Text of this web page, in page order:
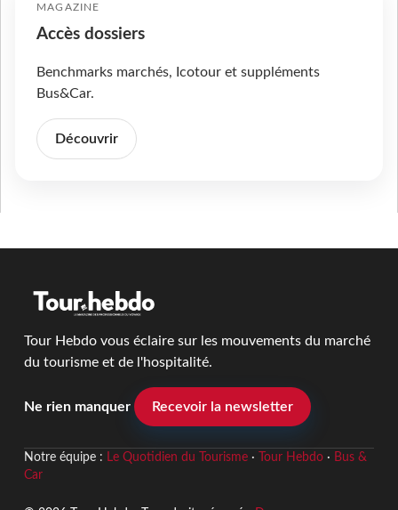
MAGAZINE
Accès dossiers
Benchmarks marchés, Icotour et suppléments
Bus&Car.
Découvrir
Tour Hebdo vous éclaire sur les mouvements du marché
du tourisme et de l'hospitalité.
Ne rien manquer Recevoir la newsletter
Notre équipe : Le Quotidien du Tourisme· Tour Hebdo· Bus &
Car